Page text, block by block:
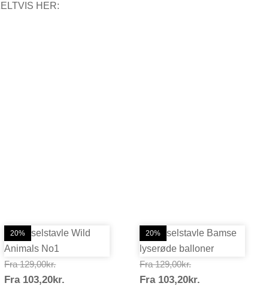
HER:
20%
Fra 129,00kr.Prisinterval:
129,00kr.
Fra 103,20kr.
20%
Fra 129,00kr.Prisinterval:
129,00kr.
Fra 103,20kr.